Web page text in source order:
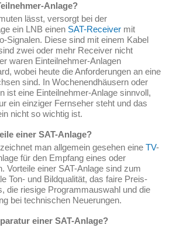
Anlage?
lässt, versorgt bei der
ein LNB einen SAT-Receiver mit
Signalen. Diese sind mit einem Kabel
zwei oder mehr Receiver nicht
waren Einteilnehmer-Anlagen
wobei heute die Anforderungen an eine
sind. In Wochenendhäusern oder
ist eine Einteilnehmer-Anlage sinnvoll,
ein einziger Fernseher steht und das
nicht so wichtig ist.
einer SAT-Anlage?
man allgemein gesehen eine TV-
für den Empfang eines oder
Vorteile einer SAT-Anlage sind zum
Ton- und Bildqualität, das faire Preis-
die riesige Programmauswahl und die
bei technischen Neuerungen.
einer SAT-Anlage?